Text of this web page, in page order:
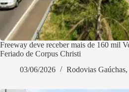
Freeway deve receber mais de 160 mil
Feriado de Corpus Christi
03/06/2026
Rodovias Gaúchas,